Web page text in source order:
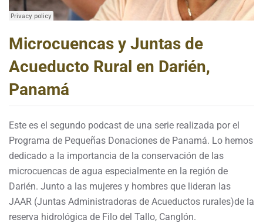
Microcuencas y Juntas de
Acueducto Rural en Darién,
Panamá
Este es el segundo podcast de una serie realizada por el
Programa de Pequeñas Donaciones de Panamá. Lo hemos
dedicado a la importancia de la conservación de las
microcuencas de agua especialmente en la región de
Darién. Junto a las mujeres y hombres que lideran las
JAAR (Juntas Administradoras de Acueductos rurales)de la
reserva hidrológica de Filo del Tallo, Canglón.